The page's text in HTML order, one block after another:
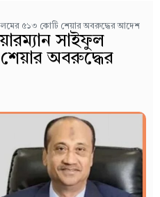
৫১৩ কোটি শেয়ার অবরুদ্ধের আদেশ
সাইফুল
অবরুদ্ধের